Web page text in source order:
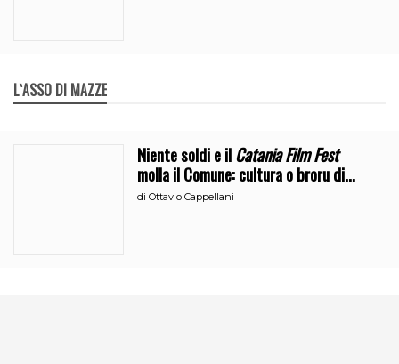
L`ASSO DI MAZZE
Niente soldi e ilCatania Film Fest
molla il Comune: cultura o broru di
ciciri?
diOttavio Cappellani